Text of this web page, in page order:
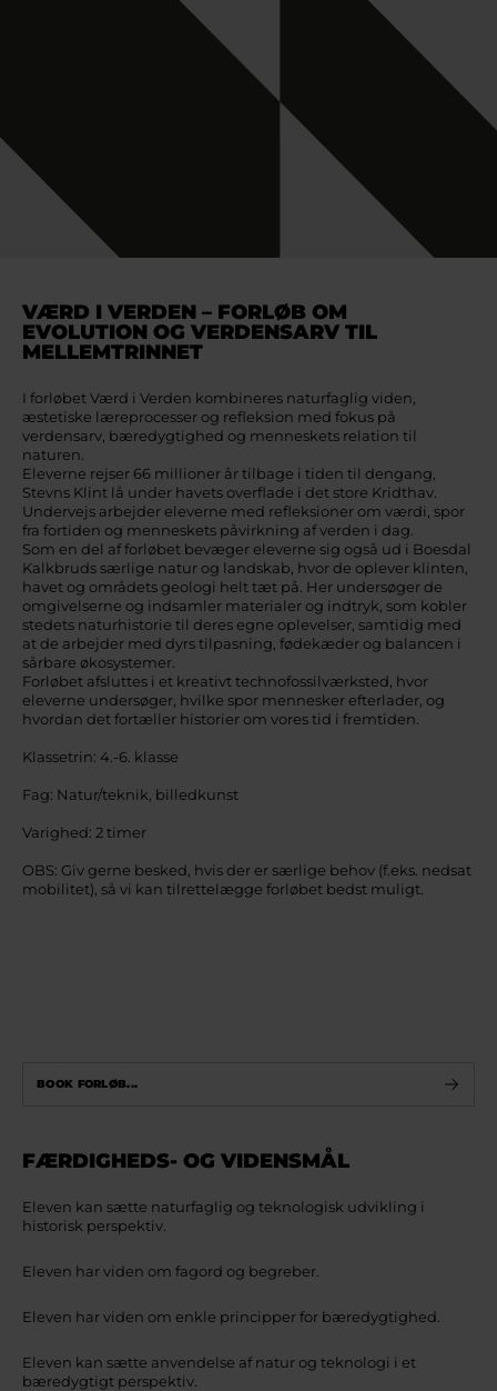
VÆRD I VERDEN – FORLØB OM
EVOLUTION OG VERDENSARV TIL
MELLEMTRINNET
I forløbet Værd i Verden kombineres naturfaglig viden,
æstetiske læreprocesser og refleksion med fokus på
verdensarv, bæredygtighed og menneskets relation til
naturen.
Eleverne rejser 66 millioner år tilbage i tiden til dengang,
Stevns Klint lå under havets overflade i det store Kridthav.
Undervejs arbejder eleverne med refleksioner om værdi, spor
fra fortiden og menneskets påvirkning af verden i dag.
Som en del af forløbet bevæger eleverne sig også ud i Boesdal
Kalkbruds særlige natur og landskab, hvor de oplever klinten,
havet og områdets geologi helt tæt på. Her undersøger de
omgivelserne og indsamler materialer og indtryk, som kobler
stedets naturhistorie til deres egne oplevelser, samtidig med
at de arbejder med dyrs tilpasning, fødekæder og balancen i
sårbare økosystemer.
Forløbet afsluttes i et kreativt technofossilværksted, hvor
eleverne undersøger, hvilke spor mennesker efterlader, og
hvordan det fortæller historier om vores tid i fremtiden.
Klassetrin: 4.-6. klasse
Fag: Natur/teknik, billedkunst
Varighed: 2 timer
OBS: Giv gerne besked, hvis der er særlige behov (f.eks. nedsat
mobilitet), så vi kan tilrettelægge forløbet bedst muligt.
BOOK FORLØB...
FÆRDIGHEDS- OG VIDENSMÅL
Eleven kan sætte naturfaglig og teknologisk udvikling i
historisk perspektiv.
Eleven har viden om fagord og begreber.
Eleven har viden om enkle principper for bæredygtighed.
Eleven kan sætte anvendelse af natur og teknologi i et
bæredygtigt perspektiv.